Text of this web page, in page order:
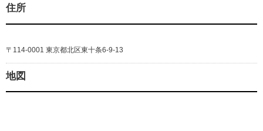
住所
〒114-0001 東京都北区東十条6-9-13
地図